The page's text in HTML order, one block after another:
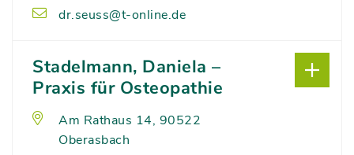
dr.seuss@t-online.de
Stadelmann, Daniela –
Praxis für Osteopathie
Am Rathaus 14, 90522
Oberasbach